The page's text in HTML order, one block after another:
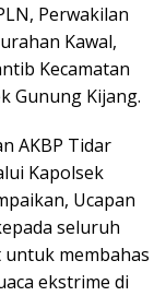
Perwakilan
Kawal,
Kecamatan
Gunung Kijang.
AKBP Tidar
Kapolsek
Ucapan
seluruh
membahas
ekstrime di